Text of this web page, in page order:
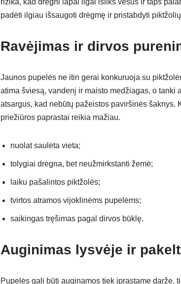
rizika, kad drėgni lapai ilgai išliks vėsūs ir taps
padėti ilgiau išsaugoti drėgmę ir pristabdyti
Ravėjimas ir dirvos
Jaunos pupelės ne itin gerai konkuruoja su
atima šviesą, vandenį ir maisto medžiagas, o
atsargus, kad nebūtų pažeistos paviršinės
priežiūros paprastai reikia mažiau.
nuolat saulėta vieta;
tolygiai drėgna, bet neužmirkstanti žemė;
laiku pašalintos piktžolės;
tvirtos atramos vijoklinėms pupelėms;
saikingas tręšimas pagal dirvos būklę.
Auginimas lysvėje ir
Pupelės gali būti auginamos tiek įprastame darže,